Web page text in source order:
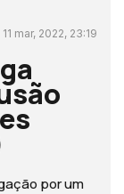
11 mar, 2022, 23:19
por um